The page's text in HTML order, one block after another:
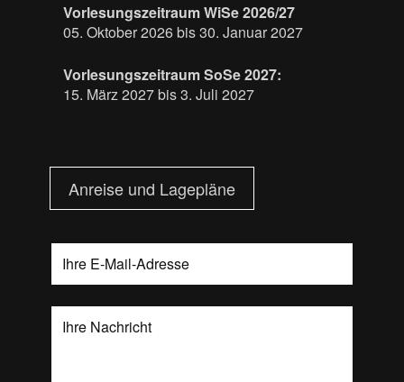
Vorlesungszeitraum WiSe 2026/27
05. Oktober 2026 bis 30. Januar 2027
Vorlesungszeitraum SoSe 2027:
15. März 2027 bis 3. Juli 2027
Anreise und Lagepläne